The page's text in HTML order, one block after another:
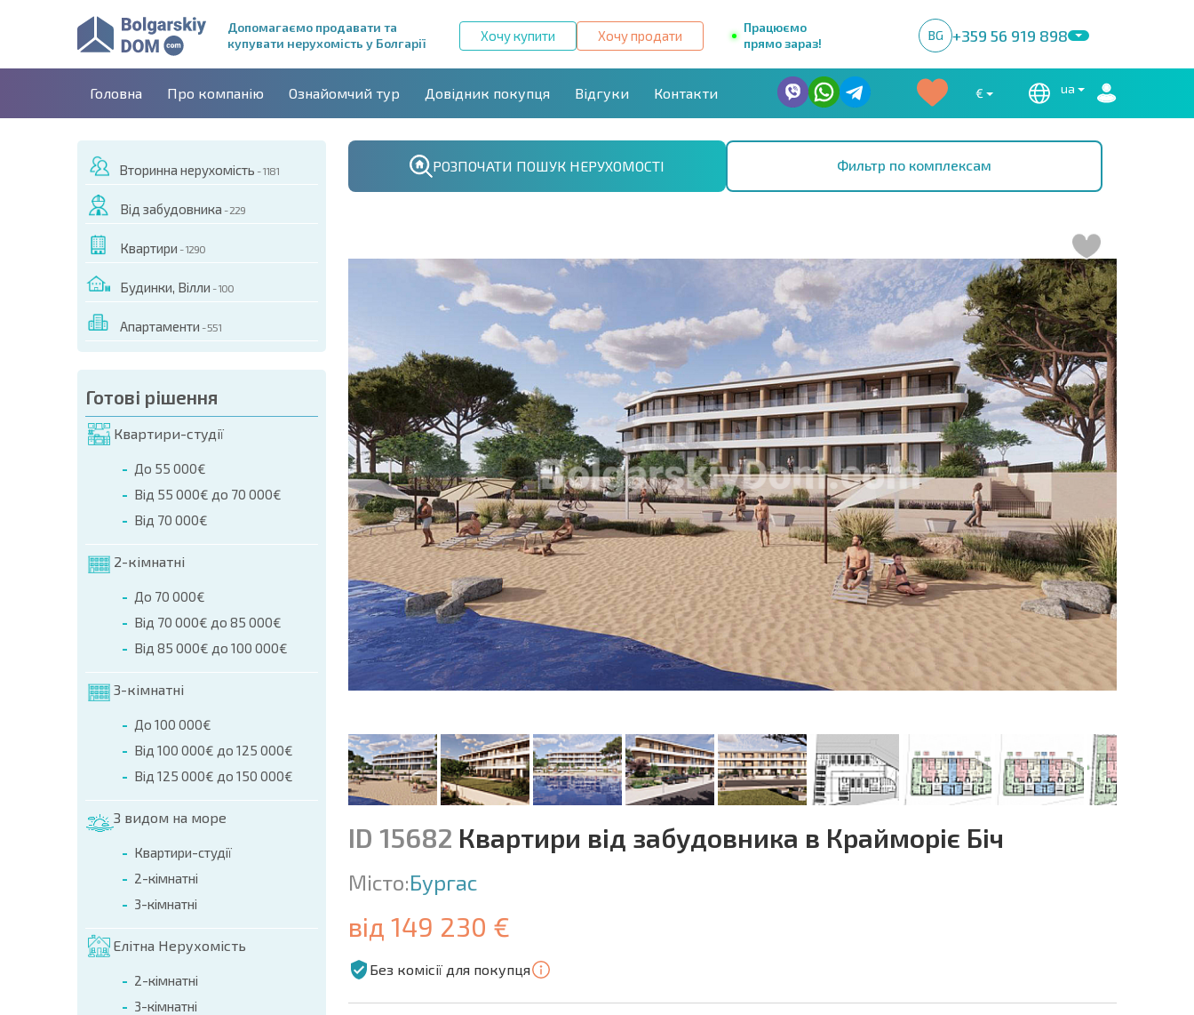
Допомагаємо продавати та
купувати нерухомість у Болгарії
Хочу купити Хочу продати
Працюємо
прямо зараз!
BG +359 56 919 898
Головна Про компанію Ознайомчий тур Довідник покупця Відгуки Контакти € ua
Вторинна нерухомість - 1181
Від забудовника - 229
Квартири - 1290
Будинки, Вілли - 100
Апартаменти - 551
Готові рішення
Квартири-студії
До 55 000€
Від 55 000€ до 70 000€
Від 70 000€
2-кімнатні
До 70 000€
Від 70 000€ до 85 000€
Від 85 000€ до 100 000€
3-кімнатні
До 100 000€
Від 100 000€ до 125 000€
Від 125 000€ до 150 000€
З видом на море
Квартири-студії
2-кімнатні
3-кімнатні
Елітна Нерухомість
2-кімнатні
3-кімнатні
РОЗПОЧАТИ ПОШУК НЕРУХОМОСТІ Фильтр по комплексам
ЦЬОГО ОБ'ЄКТА
(Ім'я, E-mail, Телефон)
+359 8 9797 99 03
ID 15682 Квартири від забудовника в Крайморіє Біч
Місто:Бургас
від 149 230 €
Без комісії для покупця